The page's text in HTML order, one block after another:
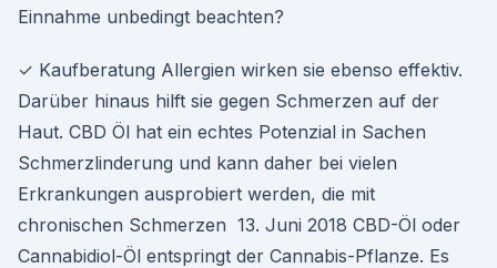
Einnahme unbedingt beachten?
✓ Kaufberatung Allergien wirken sie ebenso effektiv.
Darüber hinaus hilft sie gegen Schmerzen auf der
Haut. CBD Öl hat ein echtes Potenzial in Sachen
Schmerzlinderung und kann daher bei vielen
Erkrankungen ausprobiert werden, die mit
chronischen Schmerzen 13. Juni 2018 CBD-Öl oder
Cannabidiol-Öl entspringt der Cannabis-Pflanze. Es